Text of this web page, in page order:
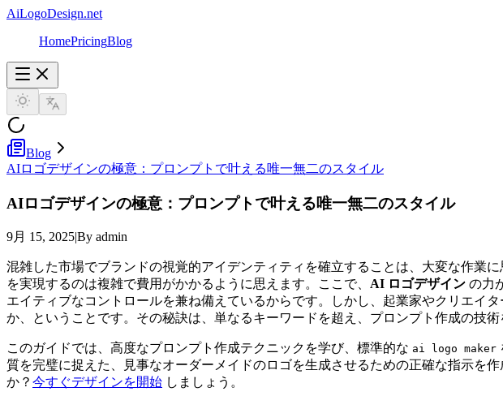
AiLogoDesign.net
HomePricingBlog
Blog
AIロゴデザインの極意：プロンプトで叶える唯一無二のスタイル
AIロゴデザインの極意：プロンプトで叶える唯一無二のスタイル
9月 15, 2025|By admin
混雑した市場でブランドの視覚的アイデンティティを確立することは、大変な作業
を実現するのは複雑で費用がかかるように思えます。ここで、 AI ロゴデザイン の力
エイティブなコントロールを兼ね備えているからです。しかし、起業家やクリエイ
か、ということです。その秘訣は、単なるキーワードを超え、プロンプト作成の技術
このガイドでは、高度なプロンプト作成テクニックを学び、標準的な ai logo maker
質を完璧に捉えた、見事なオーダーメイドのロゴを生成させるための正確な指示を
か？ 今すぐデザインを開始 しましょう。